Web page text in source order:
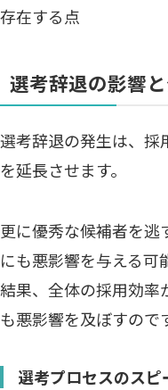
存在する点
選考辞退の影響
選考辞退の発生は、採
を延長させます。
更に優秀な候補者を逃
にも悪影響を与える可
結果、全体の採用効率
も悪影響を及ぼすので
選考プロセスのスピ